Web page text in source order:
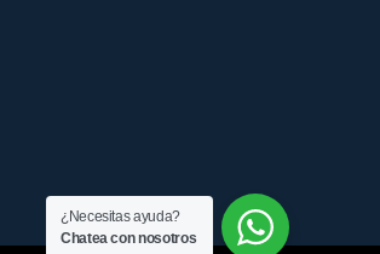
¿Necesitas ayuda?
Chatea con nosotros